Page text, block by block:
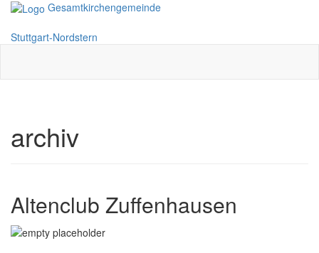
Gesamtkirchengemeinde
Stuttgart-Nordstern
archiv
Altenclub Zuffenhausen